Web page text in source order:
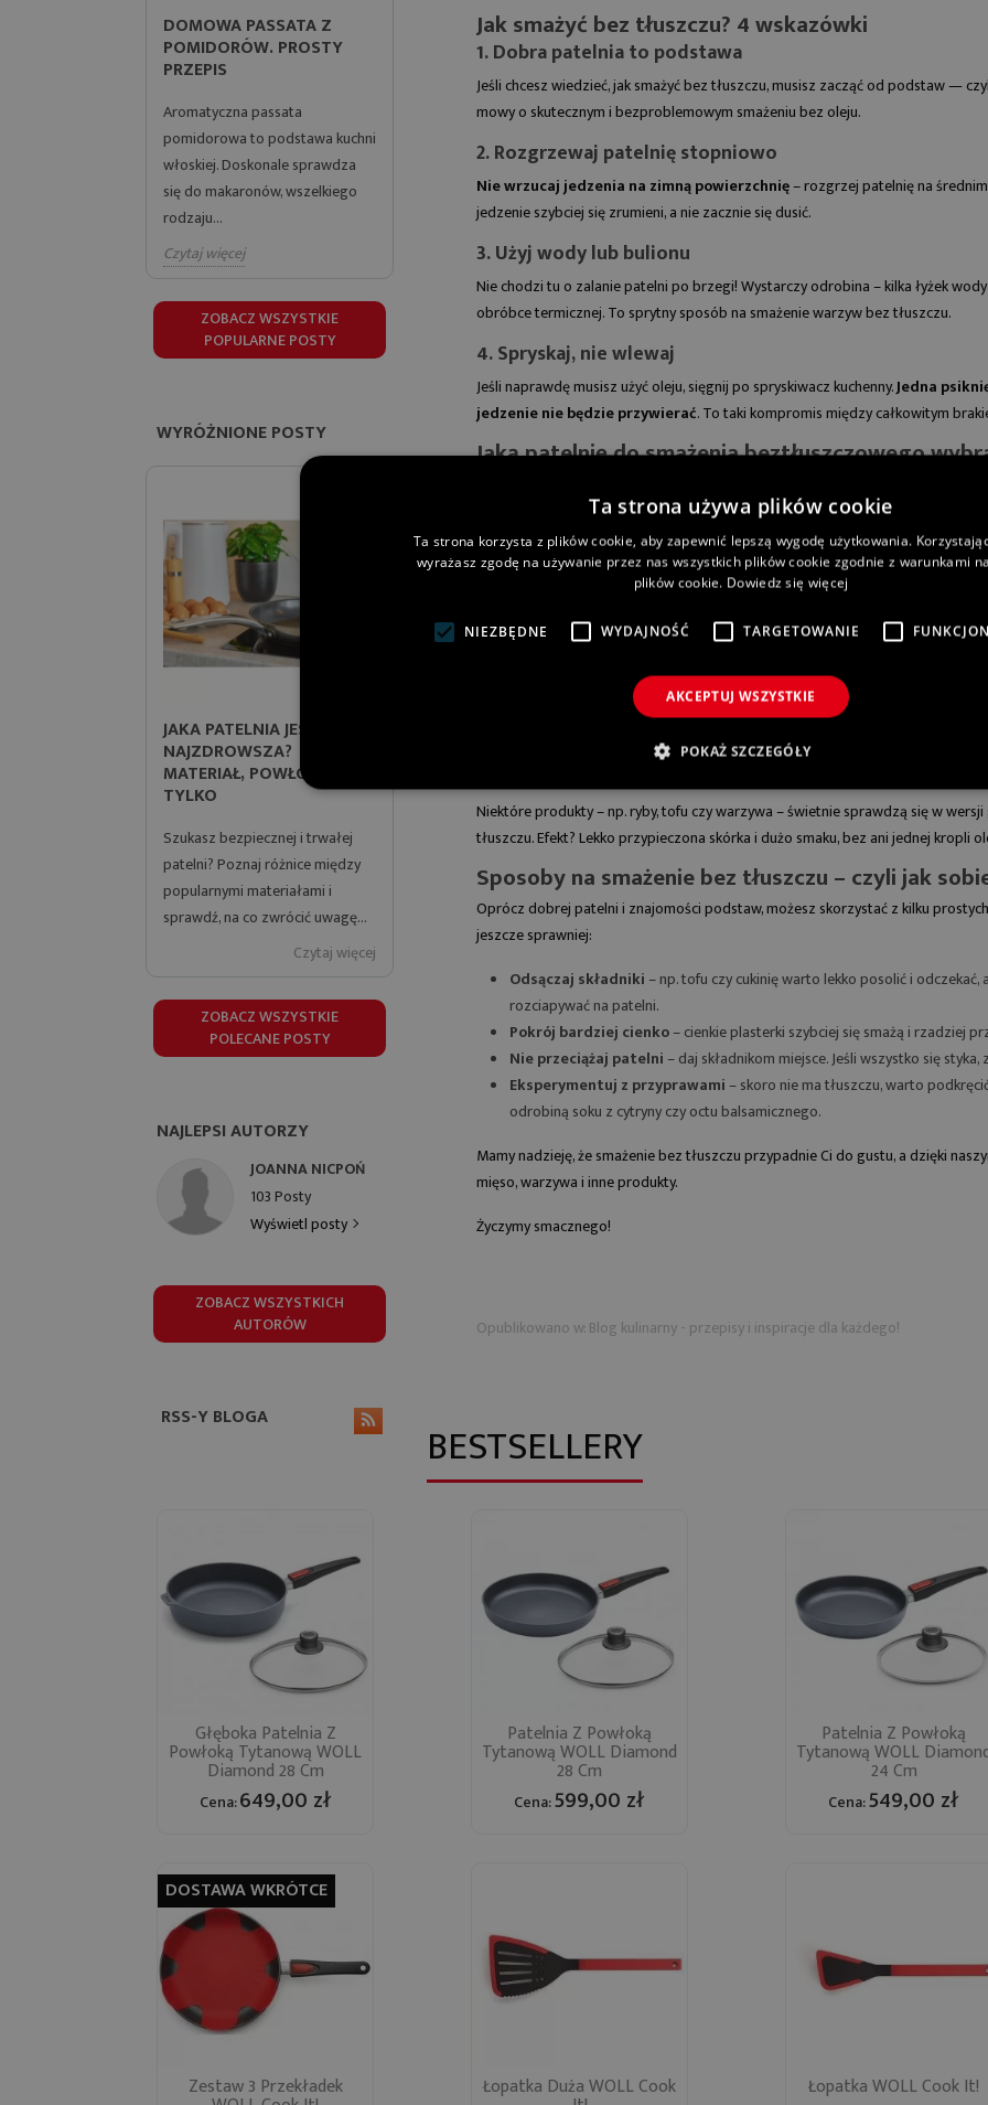
DOMOWA PASSATA Z
POMIDORÓW. PROSTY
PRZEPIS
Aromatyczna passata
pomidorowa to podstawa kuchni
włoskiej. Doskonale sprawdza
się do makaronów, wszelkiego
rodzaju...
Czytaj więcej
PRZEPIS NA SZPARAGI
ZIELONE Z PATELNI. 3
Zbliża się czas na jedno z
sezonowych - szparagi! Dla nas
to synonim wiosennej kuchni,...
Czytaj więcej
SMAŻONE ZIEMNIAKI - JAK
JE PRZYGOTOWAĆ? 2
Jak przygotować smażone
małokaloryczne?
Przygotowaliśmy dwa przepisy
— klasyczny oraz...
Czytaj więcej
ZOBACZ WSZYSTKIE
POPULARNE POSTY
WYRÓŻNIONE POSTY
JAKA PATELNIA JEST
NAJZDROWSZA?
MATERIAŁ, POWŁOKA I NIE
TYLKO
Szukasz bezpiecznej i trwałej
patelni? Poznaj różnice między
popularnymi materiałami i
sprawdź, na co zwrócić uwagę...
Czytaj więcej
NOWĄ PATELNIĘ?
Sprawdź, czym jest tytan i
dlaczego patelnie z powłoką
tytanową są cenione za trwałość,
wygodę oraz komfort...
KUCHENNYCH I ICH
Dobrze dobrane noże kuchenne
ułatwiają codzienne gotowanie i
precyzyjne przygotowywanie
ZOBACZ WSZYSTKIE
POLECANE POSTY
NAJLEPSI AUTORZY
JOANNA NICPOŃ
103 Posty
Wyświetl posty
ZOBACZ WSZYSTKICH
AUTORÓW
RSS-Y BLOGA
Jak smażyć bez tłuszczu? 4 wskazówki
1. Dobra patelnia to podstawa
Jeśli chcesz wiedzieć, jak smażyć bez tłuszczu, musisz zacząć od podstaw —
mowy o skutecznym i bezproblemowym smażeniu bez oleju.
2. Rozgrzewaj patelnię stopniowo
Nie wrzucaj jedzenia na zimną powierzchnię– rozgrzej patelnię na
jedzenie szybciej się zrumieni, a nie zacznie się dusić.
3. Użyj wody lub bulionu
Nie chodzi tu o zalanie patelni po brzegi! Wystarczy odrobina – kilka łyżek
obróbce termicznej. To sprytny sposób na smażenie warzyw bez tłuszczu.
4. Spryskaj, nie wlewaj
Jeśli naprawdę musisz użyć oleju, sięgnij po spryskiwacz kuchenny.Jedna
jedzenie nie będzie przywierać. To taki kompromis między całkowitym
Jaką patelnię do smażenia beztłuszczowego
To pytanie pada bardzo często i słusznie – bo od patelni zależy naprawdę
wybrać? Poniżej przedstawimytop 3 patelnie, które sprawdzą się najlepiej
Patelnie tytanowe
Bardziej wytrzymałe niż teflon, a nadal umożliwiają smażenie bez tłuszczu.
natłuszczania, nawet przy smażeniu mięsa.
To najpopularniejszy wybór. Patelnie nieprzywierające
umożliwiają smażenie
Patelnie grillowe
Niektóre produkty – np. ryby, tofu czy warzywa – świetnie sprawdzą się w
tłuszczu. Efekt? Lekko przypieczona skórka i dużo smaku, bez ani jednej kropli
Sposoby na smażenie bez tłuszczu – czyli jak
Oprócz dobrej patelni i znajomości podstaw, możesz skorzystać z kilku
jeszcze sprawniej:
Odsączaj składniki– np. tofu czy cukinię warto lekko posolić i
rozciapywać na patelni.
Pokrój bardziej cienko– cienkie plasterki szybciej się smażą i rzadziej
Nie przeciążaj patelni– daj składnikom miejsce. Jeśli wszystko się
Eksperymentuj z przyprawami– skoro nie ma tłuszczu, warto
odrobiną soku z cytryny czy octu balsamicznego.
Mamy nadzieję, że smażenie bez tłuszczu przypadnie Ci do gustu, a dzięki
mięso, warzywa i inne produkty.
Życzymy smacznego!
Opublikowano w:Blog kulinarny - przepisy i inspiracje dla każdego!
BESTSELLERY
Szybki podgląd
Głęboka Patelnia Z
Powłoką Tytanową WOLL
Diamond 28 Cm
Cena:649,00 zł
Szybki podgląd
Patelnia Z Powłoką
Tytanową WOLL Diamond
28 Cm
Cena:599,00 zł
Szybki podgląd
Patelnia Z Powłoką
Tytanową WOLL
24 Cm
Cena:549,00 zł
Zestaw 3 Przekładek
DOSTAWA WKRÓTCE
Łopatka Duża WOLL Cook Łopatka WOLL Cook It!
Ta strona używa plików cookie
Ta strona korzysta z plików cookie, aby zapewnić lepszą wygodę użytkowania.
wyrażasz zgodę na używanie przez nas wszystkich plików cookie zgodnie z warunkami
plików cookie. Dowiedz się więcej
NIEZBĘDNE WYDAJNOŚĆ TARGETOWANIE
AKCEPTUJ WSZYSTKIE
POKAŻ SZCZEGÓŁY